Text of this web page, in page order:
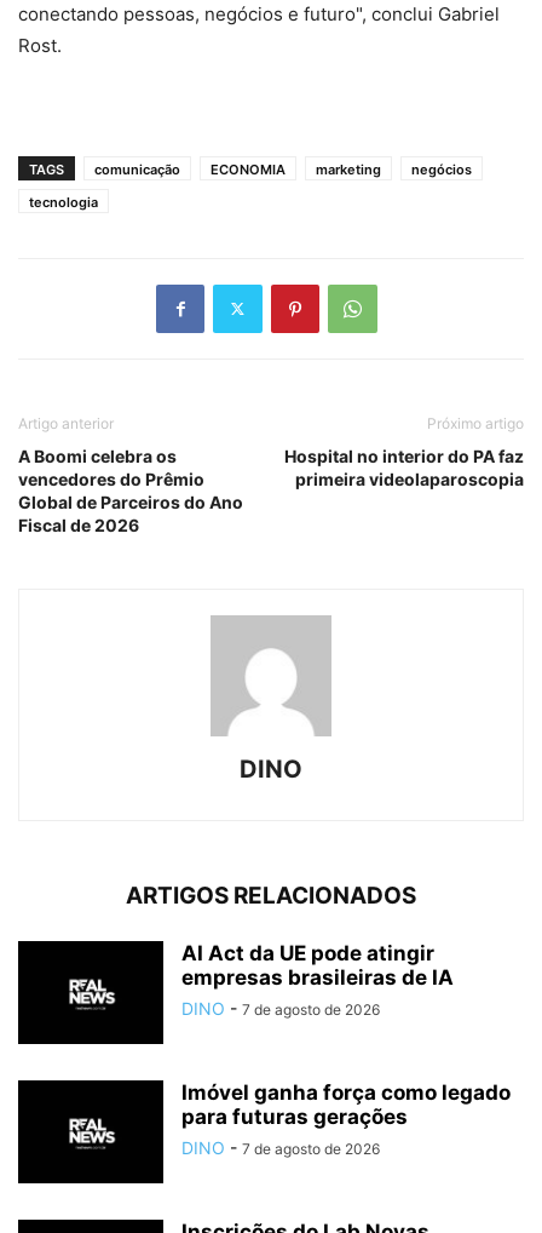
conectando pessoas, negócios e futuro", conclui Gabriel
Rost.
TAGS comunicação ECONOMIA marketing
negócios
tecnologia
Artigo anterior
A Boomi celebra os
vencedores do Prêmio
Global de Parceiros do Ano
Fiscal de 2026
Próximo artigo
Hospital no interior do PA faz
primeira videolaparoscopia
DINO
ARTIGOS RELACIONADOS
AI Act da UE pode atingir
empresas brasileiras de IA
DINO - 7 de agosto de 2026
Imóvel ganha força como legado
para futuras gerações
DINO - 7 de agosto de 2026